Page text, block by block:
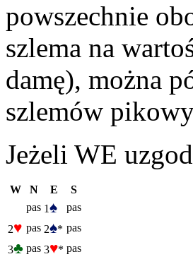
powszechnie
szlema na
damę), można
szlemów
Jeżeli WE
W N E
S
pas 1♠
pas
2♥ pas 2♠* pas
3♣ pas 3♥* pas